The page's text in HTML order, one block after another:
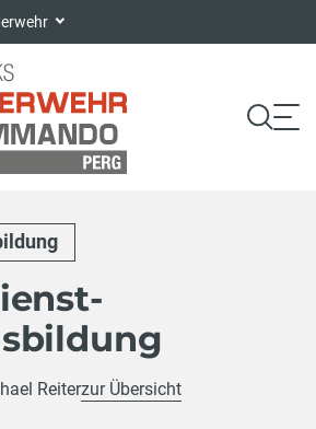
Reiterzur Übersicht